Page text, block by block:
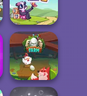
Easter
Eggventure
Dream Pet Link 2